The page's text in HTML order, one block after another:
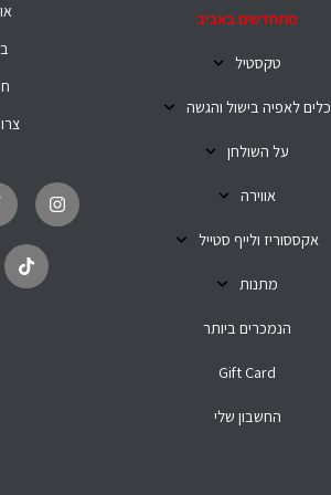
מתחדשים באביב
טקסטיל
כלים לאפיה בישול והגשה
על השולחן
אווירה
אקססוריז ולייף סטייל
מתנות
הנמכרים ביותר
Gift Card
החשבון שלי
n
s
t
k